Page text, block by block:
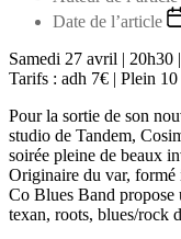
Date de l’article
Samedi 27 avril | 20h30
Tarifs : adh 7€ | Plein 10
Pour la sortie de son
studio de Tandem,
soirée pleine de beaux
Originaire du var, formé
Co Blues Band propose
texan, roots, blues/rock